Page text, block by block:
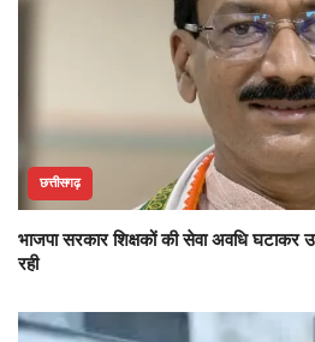
छत्तीसगढ़
भाजपा सरकार शिक्षकों की सेवा अवधि
रही